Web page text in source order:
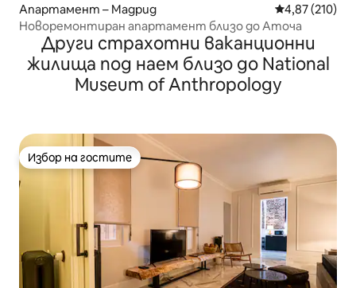
Апартамент – Мадрид Средна
4,87 (210)
Новоремонтиран апартамент близо до Аточа
Други страхотни ваканционни
жилища под наем близо до National
Museum of Anthropology
Избор на гостите
Избор на гостите